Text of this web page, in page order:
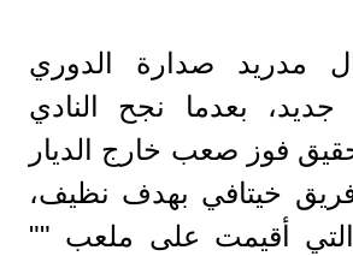
مدريد صدارة الدوري
جديد، بعدما نجح النادي
فوز صعب خارج الديار
خيتافي بهدف نظيف،
التي أقيمت على ملعب ""